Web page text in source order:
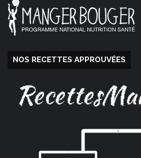
NOS RECETTES APPROUVÉES